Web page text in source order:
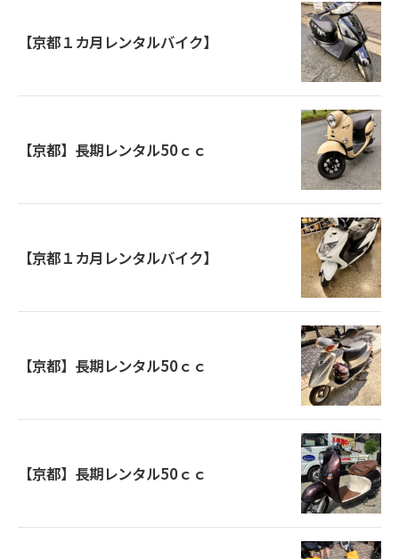
【京都１カ月レンタルバイク】
【京都】長期レンタル50ｃｃ
【京都１カ月レンタルバイク】
【京都】長期レンタル50ｃｃ
【京都】長期レンタル50ｃｃ